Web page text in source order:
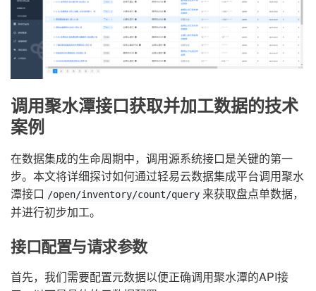
调用聚水潭接口获取并加工数据的技术
案例
在数据集成的生命周期中，调用源系统接口是关键的第一
步。本文将详细探讨如何通过轻易云数据集成平台调用聚水
潭接口 /open/inventory/count/query 来获取盘点单数据，
并进行初步加工。
接口配置与请求参数
首先，我们需要配置元数据以便正确调用聚水潭的API接